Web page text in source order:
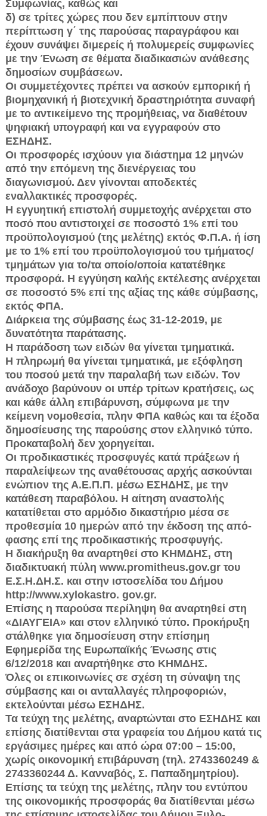
Συμφωνίας, καθώς και
δ) σε τρίτες χώρες που δεν εμπίπτουν στην
περίπτω­ση γ΄ της παρούσας παραγράφου και
έχουν συνάψει δι­μερείς ή πολυμερείς συμφωνίες
με την Ένωση σε θέμα­τα διαδικασιών ανάθεσης
δημοσίων συμβάσεων.
Οι συμμετέχοντες πρέπει να ασκούν εμπορική ή
βι­ομηχανική ή βιοτεχνική δραστηριότητα συναφή
με το α­ντικείμενο της προμήθειας, να διαθέτουν
ψηφιακή υπο­γραφή και να εγγραφούν στο
ΕΣΗΔΗΣ.
Οι προσφορές ισχύουν για διάστημα 12 μηνών
από την επόμενη της διενέργειας του
διαγωνισμού. Δεν γί­νονται αποδεκτές
εναλλακτικές προσφορές.
Η εγγυητική επιστολή συμμετοχής ανέρχεται στο
πο­σό που αντιστοιχεί σε ποσοστό 1% επί του
προϋπολογι­σμού (της μελέτης) εκτός Φ.Π.Α. ή ίση
με το 1% επί του προϋπολογισμού του τμήματος/
τμημάτων για το/τα ο­ποίο/οποία κατατέθηκε
προσφορά. Η εγγύηση καλής ε­κτέλεσης ανέρχεται
σε ποσοστό 5% επί της αξίας της κά­θε σύμβασης,
εκτός ΦΠΑ.
Διάρκεια της σύμβασης έως 31-12-2019, με
δυνατό­τητα παράτασης.
Η παράδοση των ειδών θα γίνεται τμηματικά.
Η πληρωμή θα γίνεται τμηματικά, με εξόφληση
του ποσού μετά την παραλαβή των ειδών. Τον
ανάδοχο βα­ρύνουν οι υπέρ τρίτων κρατήσεις, ως
και κάθε άλλη ε­πιβάρυνση, σύμφωνα με την
κείμενη νομοθεσία, πλην ΦΠΑ καθώς και τα έξοδα
δημοσίευσης της παρούσης στον ελληνικό τύπο.
Προκαταβολή δεν χορηγείται.
Οι προδικαστικές προσφυγές κατά πράξεων ή
παρα­λείψεων της αναθέτουσας αρχής ασκούνται
ενώπιον της Α.Ε.Π.Π. μέσω ΕΣΗΔΗΣ, με την
κατάθεση παραβόλου. Η αίτηση αναστολής
κατατίθεται στο αρμόδιο δικαστήριο μέσα σε
προθεσμία 10 ημερών από την έκδοση της από­
φασης επί της προδικαστικής προσφυγής.
Η διακήρυξη θα αναρτηθεί στο ΚΗΜΔΗΣ, στη
διαδι­κτυακή πύλη www.promitheus.gov.gr του
Ε.Σ.Η.ΔΗ.Σ. και στην ιστοσελίδα του Δήμου
http://www.xylokastro. gov.gr.
Επίσης η παρούσα περίληψη θα αναρτηθεί στη
«ΔΙ­ΑΥΓΕΙΑ» και στον ελληνικό τύπο. Προκήρυξη
στάλθηκε για δημοσίευση στην επίσημη
Εφημερίδα της Ευρωπα­ϊκής Ένωσης στις
6/12/2018 και αναρτήθηκε στο ΚΗΜ­ΔΗΣ.
Όλες οι επικοινωνίες σε σχέση τη σύναψη της
σύμ­βασης και οι ανταλλαγές πληροφοριών,
εκτελούνται μέ­σω ΕΣΗΔΗΣ.
Τα τεύχη της μελέτης, αναρτώνται στο ΕΣΗΔΗΣ και
ε­πίσης διατίθενται στα γραφεία του Δήμου κατά τις
εργά­σιμες ημέρες και από ώρα 07:00 – 15:00,
χωρίς οικονομι­κή επιβάρυνση (τηλ. 2743360249 &
2743360244 Δ. Καν­ναβός, Σ. Παπαδημητρίου).
Επίσης τα τεύχη της μελέτης, πλην του εντύπου
της οικονομικής προσφοράς θα διατί­θενται μέσω